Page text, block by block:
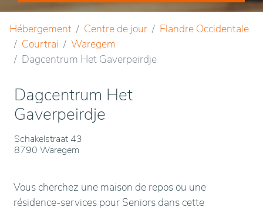
Hébergement Centre de jour
Flandre Occidentale
Courtrai
Waregem
Dagcentrum Het Gaverpeirdje
Dagcentrum Het
Gaverpeirdje
Schakelstraat 43
8790 Waregem
Vous cherchez une maison de repos ou une
résidence-services pour Seniors dans cette